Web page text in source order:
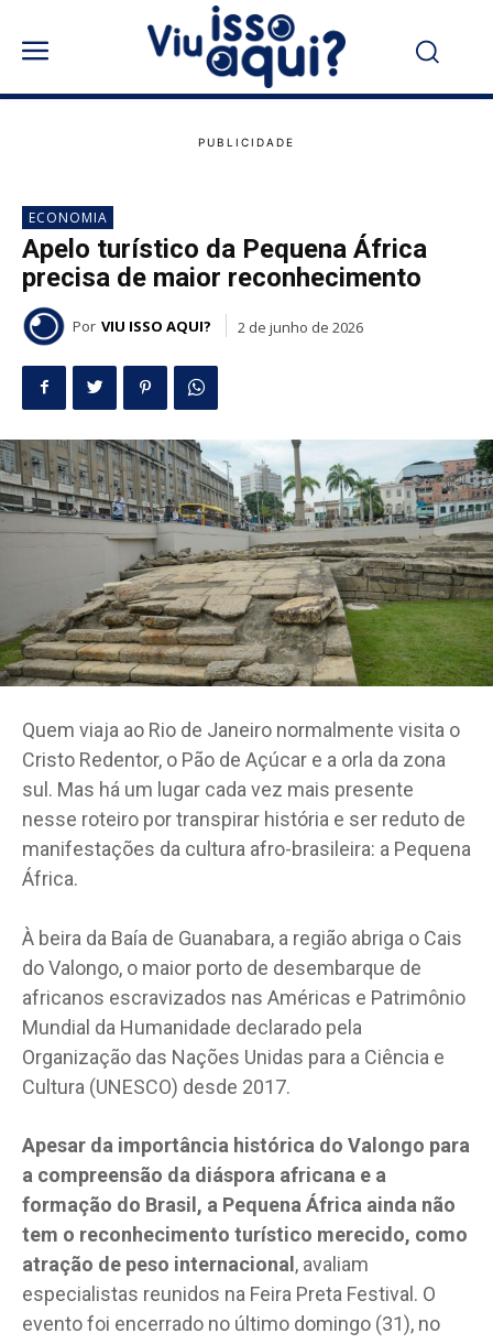
ECONOMIA
Apelo turístico da Pequena África
precisa de maior reconhecimento
Por VIU ISSO AQUI? 2 de junho de 2026
Quem viaja ao Rio de Janeiro normalmente visita o
Cristo Redentor, o Pão de Açúcar e a orla da zona
sul. Mas há um lugar cada vez mais presente
nesse roteiro por transpirar história e ser reduto de
manifestações da cultura afro-brasileira: a Pequena
África.
À beira da Baía de Guanabara, a região abriga o Cais
do Valongo, o maior porto de desembarque de
africanos escravizados nas Américas e Patrimônio
Mundial da Humanidade declarado pela
Organização das Nações Unidas para a Ciência e
Cultura (UNESCO) desde 2017.
Apesar da importância histórica do Valongo para
a compreensão da diáspora africana e a
formação do Brasil, a Pequena África ainda não
tem o reconhecimento turístico merecido, como
atração de peso internacional , avaliam
especialistas reunidos na Feira Preta Festival. O
evento foi encerrado no último domingo (31), no